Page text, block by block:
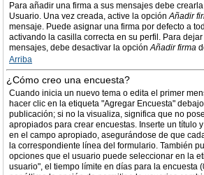
Para añadir una firma a sus mensajes debe
Usuario. Una vez creada, active la opciónAñadir
mensaje. Puede asignar una firma por defecto a
activando la casilla correcta en su perfil. Para
mensajes, debe desactivar la opciónAñadir firma
Arriba
¿Cómo creo una encuesta?
Cuando inicia un nuevo tema o edita el primer
hacer clic en la etiqueta "Agregar Encuesta"
publicación; si no la visualiza, significa que no
apropiados para crear encuestas. Inserte un título
en el campo apropiado, asegurándose de que
la correspondiente línea del formulario. También
opciones que el usuario puede seleccionar en la
usuario", el tiempo límite en días para la encuesta